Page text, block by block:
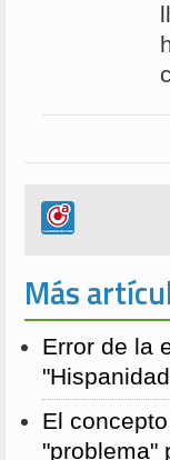
Más
Error de la
El
"problema"